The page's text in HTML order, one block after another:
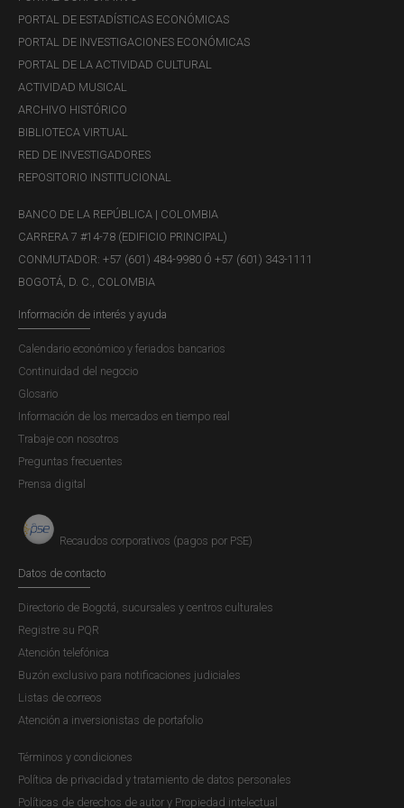
se podía tener en cuenta el valor numismático.
En este sentido, no sólo se tiene en cuenta el valor del
gramo de oro, metal en el que son elaboradas las
monedas, sino que pueden ser vendidas a un precio
superior por razones numismáticas. Con base en lo
anterior, el precio de las monedas conmemorativas de oro
que vende el Banco de la República se calcula aplicando
PV= ((( Pt x 0,90) x Vr. g.) x 1,20) x 1,19
Donde
Pt = Peso total de la moneda
0,90 = Las monedas son Ley 900, así se obtiene el peso
neto de venta.
Vr. g.=Precio de venta del gramo de oro para el día de la
compra.
numismático.
al valor agregado (IVA).
[1] “Por la cual se autoriza la emisión de monedas conmemorativas
del Trigésimo nono Congreso Eucarístico Nacional”.
PORTAL DE ESTADÍSTICAS ECONÓMICAS
PORTAL DE INVESTIGACIONES ECONÓMICAS
PORTAL DE LA ACTIVIDAD CULTURAL
ACTIVIDAD MUSICAL
ARCHIVO HISTÓRICO
BIBLIOTECA VIRTUAL
RED DE INVESTIGADORES
REPOSITORIO INSTITUCIONAL
BANCO DE LA REPÚBLICA | COLOMBIA
CARRERA 7 #14-78 (EDIFICIO PRINCIPAL)
CONMUTADOR: +57 (601) 484-9980 Ó +57 (601) 343-1111
BOGOTÁ, D. C., COLOMBIA
Información de interés y ayuda
Calendario económico y feriados bancarios
Continuidad del negocio
Glosario
Información de los mercados en tiempo real
Trabaje con nosotros
Preguntas frecuentes
Prensa digital
Recaudos corporativos (pagos por PSE)
Datos de contacto
Directorio de Bogotá, sucursales y centros culturales
Registre su PQR
Atención telefónica
Buzón exclusivo para notificaciones judiciales
Listas de correos
Atención a inversionistas de portafolio
Términos y condiciones
Política de privacidad y tratamiento de datos personales
Políticas de derechos de autor y Propiedad intelectual